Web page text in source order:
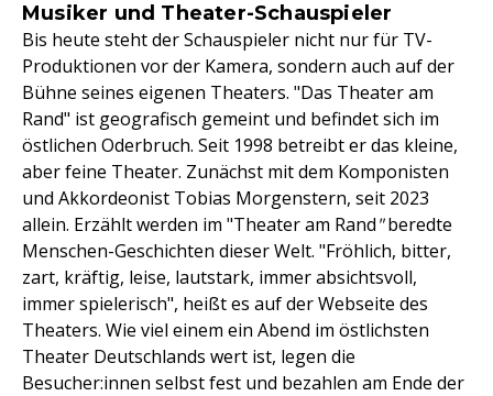
Musiker und Theater-Schauspieler
Bis heute steht der Schauspieler nicht nur für TV-
Produktionen vor der Kamera, sondern auch auf der
Bühne seines eigenen Theaters. "Das Theater am
Rand" ist geografisch gemeint und befindet sich im
östlichen Oderbruch. Seit 1998 betreibt er das kleine,
aber feine Theater. Zunächst mit dem Komponisten
und Akkordeonist Tobias Morgenstern, seit 2023
allein. Erzählt werden im "Theater am Rand"beredte
Menschen-Geschichten dieser Welt. "Fröhlich, bitter,
zart, kräftig, leise, lautstark, immer absichtsvoll,
immer spielerisch", heißt es auf der Webseite des
Theaters. Wie viel einem ein Abend im östlichsten
Theater Deutschlands wert ist, legen die
Besucher:innen selbst fest und bezahlen am Ende der